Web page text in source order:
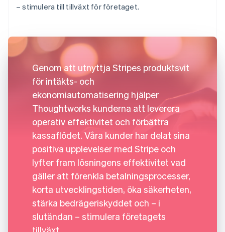
– stimulera till tillväxt för företaget.
Genom att utnyttja Stripes produktsvit
för intäkts- och
ekonomiautomatisering hjälper
Thoughtworks kunderna att leverera
operativ effektivitet och förbättra
kassaflödet. Våra kunder har delat sina
positiva upplevelser med Stripe och
lyfter fram lösningens effektivitet vad
gäller att förenkla betalningsprocesser,
korta utvecklingstiden, öka säkerheten,
stärka bedrägeriskyddet och – i
slutändan – stimulera företagets
tillväxt.